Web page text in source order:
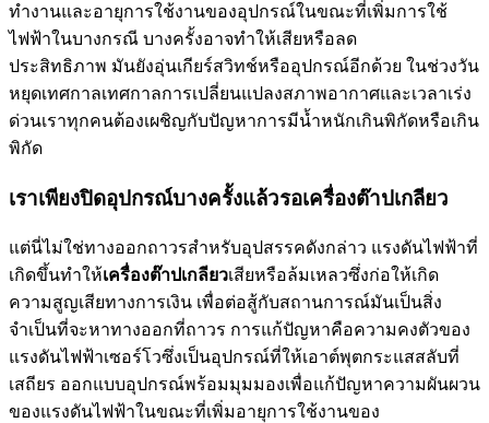
ทำงานและอายุการใช้งานของอุปกรณ์ในขณะที่เพิ่มการใช้
ไฟฟ้าในบางกรณี บางครั้งอาจทำให้เสียหรือลด
ประสิทธิภาพ มันยังอุ่นเกียร์สวิทช์หรืออุปกรณ์อีกด้วย ในช่วงวัน
หยุดเทศกาลเทศกาลการเปลี่ยนแปลงสภาพอากาศและเวลาเร่ง
ด่วนเราทุกคนต้องเผชิญกับปัญหาการมีน้ำหนักเกินพิกัดหรือเกิน
พิกัด
เราเพียงปิดอุปกรณ์บางครั้งแล้วรอเครื่องต๊าปเกลียว
แต่นี่ไม่ใช่ทางออกถาวรสำหรับอุปสรรคดังกล่าว แรงดันไฟฟ้าที่
เกิดขึ้นทำให้เครื่องต๊าปเกลียวเสียหรือล้มเหลวซึ่งก่อให้เกิด
ความสูญเสียทางการเงิน เพื่อต่อสู้กับสถานการณ์มันเป็นสิ่ง
จำเป็นที่จะหาทางออกที่ถาวร การแก้ปัญหาคือความคงตัวของ
แรงดันไฟฟ้าเซอร์โวซึ่งเป็นอุปกรณ์ที่ให้เอาต์พุตกระแสสลับที่
เสถียร ออกแบบอุปกรณ์พร้อมมุมมองเพื่อแก้ปัญหาความผันผวน
ของแรงดันไฟฟ้าในขณะที่เพิ่มอายุการใช้งานของ